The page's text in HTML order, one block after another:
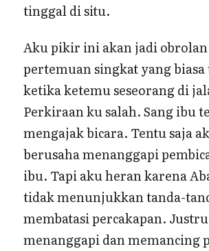
tinggal di situ.
Aku pikir ini akan jadi
pertemuan singkat yang
ketika ketemu seseorang di
Perkiraan ku salah. Sang ibu
mengajak bicara. Tentu saja
berusaha menanggapi
ibu. Tapi aku heran karena
tidak menunjukkan tanda-
membatasi percakapan.
menanggapi dan memancing